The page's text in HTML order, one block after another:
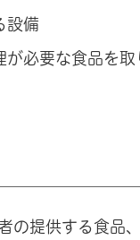
設備
必要な食品を取
の提供する食品